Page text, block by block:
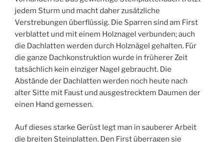
jedem Sturm und macht daher zusätzliche
Verstrebungen überflüssig. Die Sparren sind am First
verblattet und mit einem Holznagel verbunden; auch
die Dachlatten werden durch Holznägel gehalten. Für
die ganze Dachkonstruktion wurde in früherer Zeit
tatsächlich kein einziger Nagel gebraucht. Die
Abstände der Dachlatten werden noch heute nach
alter Sitte mit Faust und ausgestrecktem Daumen der
einen Hand gemessen.
Auf dieses starke Gerüst legt man in sauberer Arbeit
die breiten Steinplatten. Den First überragen sie